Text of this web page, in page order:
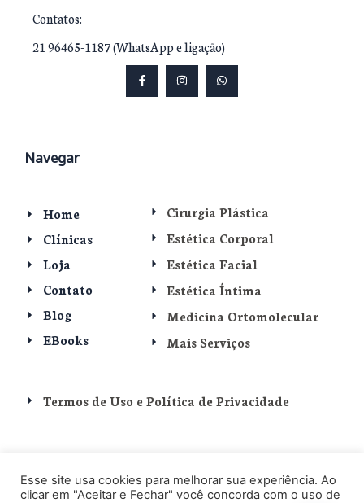
Contatos:
21 96465-1187 (WhatsApp e ligação)
Navegar
Home
Clínicas
Loja
Contato
Blog
EBooks
Cirurgia Plástica
Estética Corporal
Estética Facial
Estética Íntima
Medicina Ortomolecular
Mais Serviços
Termos de Uso e Política de Privacidade
Dr. Luciano Esteves - Cirurgia Plástica e Estética em Ipanema e
Recreio dos Bandeirantes
Esse site usa cookies para melhorar sua experiência. Ao
clicar em "Aceitar e Fechar" você concorda com o uso de